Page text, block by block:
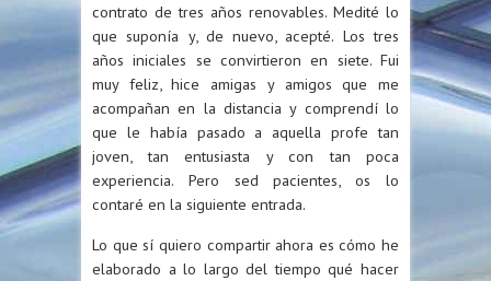
contrato de tres años renovables. Medité lo
que suponía y, de nuevo, acepté. Los tres
años iniciales se convirtieron en siete. Fui
muy feliz, hice amigas y amigos que me
acompañan en la distancia y comprendí lo
que le había pasado a aquella profe tan
joven, tan entusiasta y con tan poca
experiencia. Pero sed pacientes, os lo
contaré en la siguiente entrada.
Lo que sí quiero compartir ahora es cómo he
elaborado a lo largo del tiempo qué hacer